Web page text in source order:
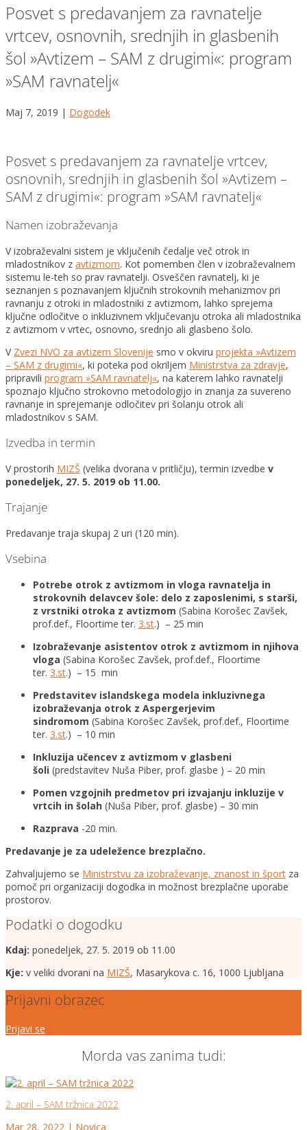
Posvet s predavanjem za ravnatelje
vrtcev, osnovnih, srednjih in glasbenih
šol »Avtizem – SAM z drugimi«: program
»SAM ravnatelj«
Maj 7, 2019 | Dogodek
Posvet s predavanjem za ravnatelje vrtcev,
osnovnih, srednjih in glasbenih šol »Avtizem –
SAM z drugimi«: program »SAM ravnatelj«
Namen izobraževanja
V izobraževalni sistem je vključenih čedalje več otrok in
mladostnikov z avtizmom. Kot pomemben člen v izobraževalnem
sistemu le-teh so prav ravnatelji. Osveščen ravnatelj, ki je
seznanjen s poznavanjem ključnih strokovnih mehanizmov pri
ravnanju z otroki in mladostniki z avtizmom, lahko sprejema
ključne odločitve o inkluzivnem vključevanju otroka ali mladostnika
z avtizmom v vrtec, osnovno, srednjo ali glasbeno šolo.
V Zvezi NVO za avtizem Slovenije smo v okviru projekta »Avtizem
– SAM z drugimi«, ki poteka pod okriljem Ministrstva za zdravje,
pripravili program »SAM ravnatelj«, na katerem lahko ravnatelji
spoznajo ključno strokovno metodologijo in znanja za suvereno
ravnanje in sprejemanje odločitev pri šolanju otrok ali
mladostnikov s SAM.
Izvedba in termin
V prostorih MIZŠ (velika dvorana v pritličju), termin izvedbe v
ponedeljek, 27. 5. 2019 ob 11.00.
Trajanje
Predavanje traja skupaj 2 uri (120 min).
Vsebina
Potrebe otrok z avtizmom in vloga ravnatelja in
strokovnih delavcev šole: delo z zaposlenimi, s starši,
z vrstniki otroka z avtizmom (Sabina Korošec Zavšek,
prof.def., Floortime ter. 3.st.) – 25 min
Izobraževanje asistentov otrok z avtizmom in njihova
vloga (Sabina Korošec Zavšek, prof.def., Floortime
ter. 3.st.) – 15 min
Predstavitev islandskega modela inkluzivnega
izobraževanja otrok z Aspergerjevim
sindromom (Sabina Korošec Zavšek, prof.def., Floortime
ter. 3.st.) – 10 min
Inkluzija učencev z avtizmom v glasbeni
šoli (predstavitev Nuša Piber, prof. glasbe ) – 20 min
Pomen vzgojnih predmetov pri izvajanju inkluzije v
vrtcih in šolah (Nuša Piber, prof. glasbe) – 30 min
Razprava -20 min.
Predavanje je za udeležence brezplačno.
Zahvaljujemo se Ministrstvu za izobraževanje, znanost in šport za
pomoč pri organizaciji dogodka in možnost brezplačne uporabe
prostorov.
Podatki o dogodku
Kdaj: ponedeljek, 27. 5. 2019 ob 11.00
Kje: v veliki dvorani na MIZŠ, Masarykova c. 16, 1000 Ljubljana
Prijavni obrazec
Prijavi se
Morda vas zanima tudi:
2. april – SAM tržnica 2022
Mar 28, 2022 | Novica